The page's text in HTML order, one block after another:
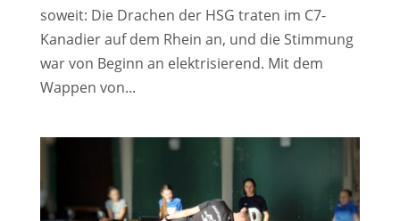
soweit: Die Drachen der HSG traten im C7-
Kanadier auf dem Rhein an, und die Stimmung
war von Beginn an elektrisierend. Mit dem
Wappen von...